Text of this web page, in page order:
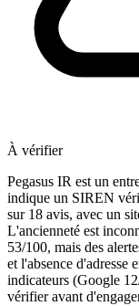
À vérifier
Pegasus IR est un
indique un SIREN
sur 18 avis, avec un
L'ancienneté est
53/100, mais des
et l'absence d'adresse
indicateurs (Google
vérifier avant